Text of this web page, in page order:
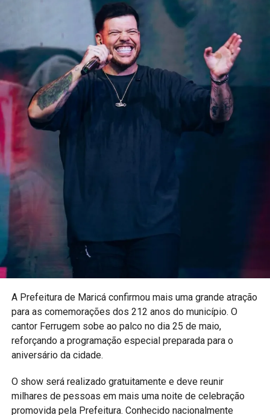
A organização convida moradores e
visitantes a vestirem a camisa da
Seleção Brasileira e participarem da
festa. A expectativa é reunir centenas de
pessoas para acompanhar cada partida
em um clima de união, alegria e
celebração.
“Entre um apito e outro, a torcida maricaense se encontra
para celebrar uma das maiores paixões do país. Isso é
cultura popular. Isso é Maricá. Isso é Brasil”, destaca a
divulgação do evento.
13/06 (Sábado)
– 17h30 – União de Maricá
– 21h – Samba da Copa convida Samba da Mulher e
Gianne Mello
Local:Esquina do Malandro – Praça Orlando de Barros
Entrada:Gratuita
Atrações:Transmissão dos jogos da Seleção Brasileira,
A Prefeitura de Maricáconfirmou mais uma grande atração
para as comemorações dos 212 anos do município. O
cantor Ferrugemsobe ao palco no dia 25 de maio,
reforçando a programação especial preparada para o
aniversário da cidade.
O show será realizado gratuitamente e deve reunir
milhares de pessoas em mais uma noite de celebração
promovida pela Prefeitura. Conhecido nacionalmente